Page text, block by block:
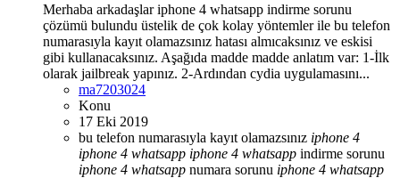
Merhaba arkadaşlar iphone 4 whatsapp indirme sorunu
çözümü bulundu üstelik de çok kolay yöntemler ile bu telefon
numarasıyla kayıt olamazsınız hatası almıcaksınız ve eskisi
gibi kullanacaksınız. Aşağıda madde madde anlatım var: 1-İlk
olarak jailbreak yapınız. 2-Ardından cydia uygulamasını...
ma7203024
Konu
17 Eki 2019
bu telefon numarasıyla kayıt olamazsınız iphone 4
iphone 4 whatsapp iphone 4 whatsapp indirme sorunu
iphone 4 whatsapp numara sorunu iphone 4 whatsapp